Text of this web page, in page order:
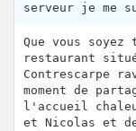
serveur je me
Que vous
restaurant
Contrescarpe
moment de
l'accueil
et Nicolas et